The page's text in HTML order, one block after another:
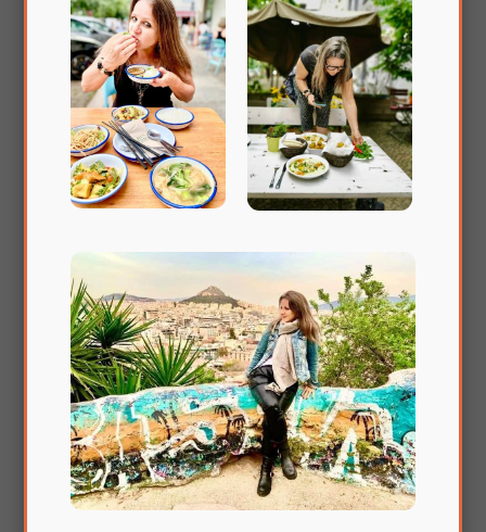
שלחו תגובה
האימייל לא יוצג באתר. שדות החובה מסומנים*